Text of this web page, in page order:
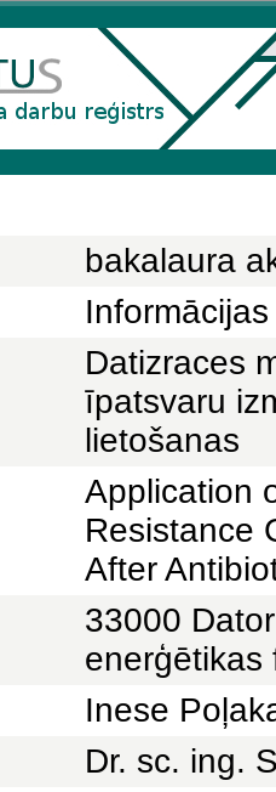
bakalaura
Datizraces
īpatsvaru
lietošanas
Application
Resistance
After
33000
enerģētikas
Inese
Dr. sc. ing.